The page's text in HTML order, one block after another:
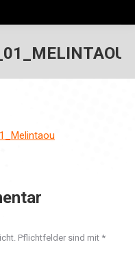
Pflichtfelder sind mit *